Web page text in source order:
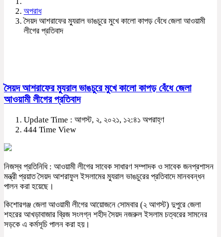
অপরাধ
সৈয়দ আশরাফের ম্যুরাল ভাঙচুরে মুখে কালো কাপড় বেঁধে জেলা আওয়ামী
লীগের প্রতিবাদ
সৈয়দ আশরাফের ম্যুরাল ভাঙচুরে মুখে কালো কাপড় বেঁধে জেলা
আওয়ামী লীগের প্রতিবাদ
Update Time : আগস্ট, ২, ২০২১, ১২:৪১ অপরাহ্ণ
444 Time View
নিজস্ব প্রতিনিধি : আওয়ামী লীগের সাবেক সাধারণ সম্পাদক ও সাবেক জনপ্রশাসন
মন্ত্রী প্রয়াত সৈয়দ আশরাফুল ইসলামের ম্যুরাল ভাঙচুরের প্রতিবাদে মানববন্ধন
পালন করা হয়েছে।
কিশোরগঞ্জ জেলা আওয়ামী লীগের আয়োজনে সোমবার (২ আগস্ট) দুপুরে জেলা
শহরের আখড়াবাজার ব্রিজ সংলগ্ন শহীদ সৈয়দ নজরুল ইসলাম চত্বরের সামনের
সড়কে এ কর্মসূচি পালন করা হয়।